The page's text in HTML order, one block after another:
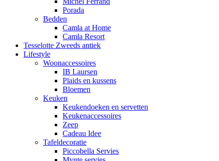
Porada
Bedden
Camla at Home
Camla Resort
Tesselotte Zweeds antiek
Lifestyle
Woonaccessoires
IB Laursen
Plaids en kussens
Bloemen
Keuken
Keukendoeken en servetten
Keukenaccessoires
Zeep
Cadeau Idee
Tafeldecoratie
Piccobella Servies